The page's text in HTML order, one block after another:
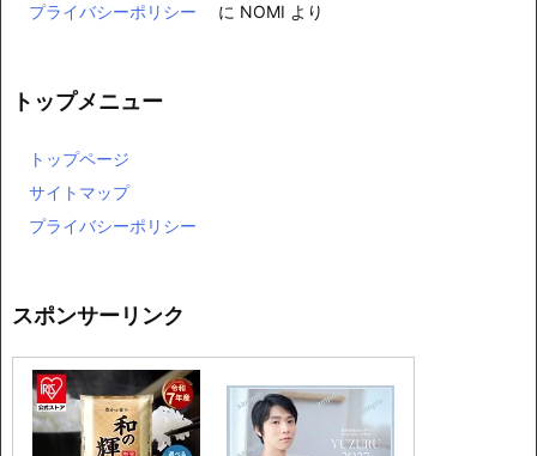
プライバシーポリシー
に NOMI より
トップメニュー
トップページ
サイトマップ
プライバシーポリシー
スポンサーリンク